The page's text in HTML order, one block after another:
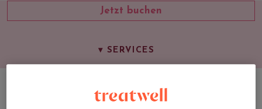
Jetzt buchen
▾ SERVICES
Preisliste